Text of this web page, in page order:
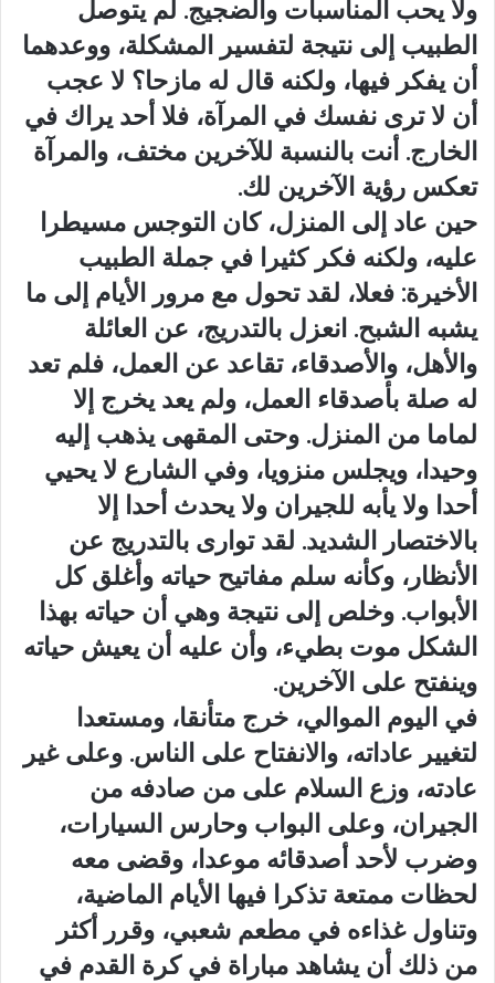
ولا يحب المناسبات والضجيج. لم يتوصل
الطبيب إلى نتيجة لتفسير المشكلة، ووعدهما
أن يفكر فيها، ولكنه قال له مازحا؟ لا عجب
أن لا ترى نفسك في المرآة، فلا أحد يراك في
الخارج. أنت بالنسبة للآخرين مختف، والمرآة
تعكس رؤية الآخرين لك.
حين عاد إلى المنزل، كان التوجس مسيطرا
عليه، ولكنه فكر كثيرا في جملة الطبيب
الأخيرة: فعلا، لقد تحول مع مرور الأيام إلى ما
يشبه الشبح. انعزل بالتدريج، عن العائلة
والأهل، والأصدقاء، تقاعد عن العمل، فلم تعد
له صلة بأصدقاء العمل، ولم يعد يخرج إلا
لماما من المنزل. وحتى المقهى يذهب إليه
وحيدا، ويجلس منزويا، وفي الشارع لا يحيي
أحدا ولا يأبه للجيران ولا يحدث أحدا إلا
بالاختصار الشديد. لقد توارى بالتدريج عن
الأنظار، وكأنه سلم مفاتيح حياته وأغلق كل
الأبواب. وخلص إلى نتيجة وهي أن حياته بهذا
الشكل موت بطيء، وأن عليه أن يعيش حياته
وينفتح على الآخرين.
في اليوم الموالي، خرج متأنقا، ومستعدا
لتغيير عاداته، والانفتاح على الناس. وعلى غير
عادته، وزع السلام على من صادفه من
الجيران، وعلى البواب وحارس السيارات،
وضرب لأحد أصدقائه موعدا، وقضى معه
لحظات ممتعة تذكرا فيها الأيام الماضية،
وتناول غذاءه في مطعم شعبي، وقرر أكثر
من ذلك أن يشاهد مباراة في كرة القدم في